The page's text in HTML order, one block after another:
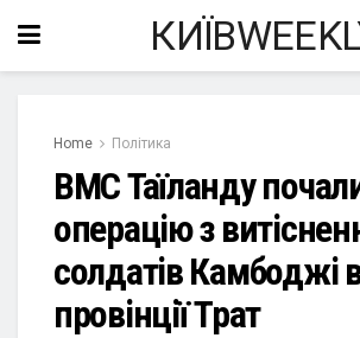
Home Політика
ВМС Таїланду
операцію з
солдатів Камбоджі
провінції Трат